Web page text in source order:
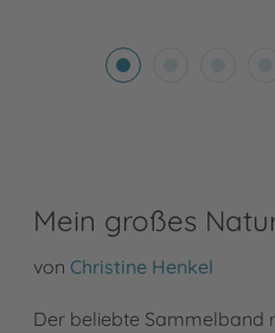
Mein großes
von Christine Henkel
Der beliebte Sammelband